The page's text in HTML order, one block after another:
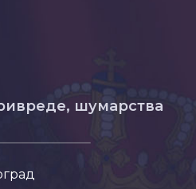
шумарства